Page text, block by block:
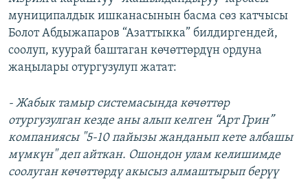
муниципалдык ишканасынын басма сөз катчысы
Болот Абдыжапаров “Азаттыкка” билдиргендей,
соолуп, куурай баштаган көчөттөрдүн ордуна
жаңылары отургузулуп жатат:
- Жабык тамыр системасында көчөттөр
отургузулган кезде аны алып келген “Арт Грин”
компаниясы "5-10 пайызы жанданып кете албашы
мүмкүн" деп айткан. Ошондон улам келишимде
соолуган көчөттөрдү акысыз алмаштырып берүү